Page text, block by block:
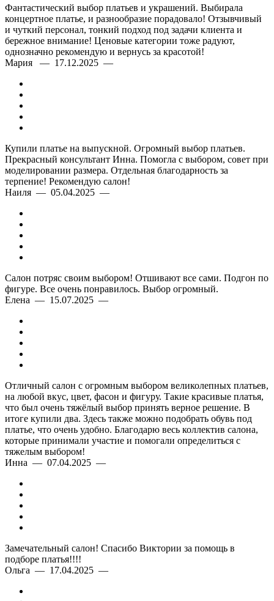
Фантастический выбор платьев и украшений. Выбирала
концертное платье, и разнообразие порадовало! Отзывчивый
и чуткий персонал, тонкий подход под задачи клиента и
бережное внимание! Ценовые категории тоже радуют,
однозначно рекомендую и вернусь за красотой!
Мария — 17.12.2025 —
Купили платье на выпускной. Огромный выбор платьев.
Прекрасный консультант Инна. Помогла с выбором, совет при
моделировании размера. Отдельная благодарность за
терпение! Рекомендую салон!
Наиля — 05.04.2025 —
Салон потряс своим выбором! Отшивают все сами. Подгон по
фигуре. Все очень понравилось. Выбор огромный.
Елена — 15.07.2025 —
Отличный салон с огромным выбором великолепных платьев,
на любой вкус, цвет, фасон и фигуру. Такие красивые платья,
что был очень тяжёлый выбор принять верное решение. В
итоге купили два. Здесь также можно подобрать обувь под
платье, что очень удобно. Благодарю весь коллектив салона,
которые принимали участие и помогали определиться с
тяжелым выбором!
Инна — 07.04.2025 —
Замечательный салон! Спасибо Виктории за помощь в
подборе платья!!!!
Ольга — 17.04.2025 —